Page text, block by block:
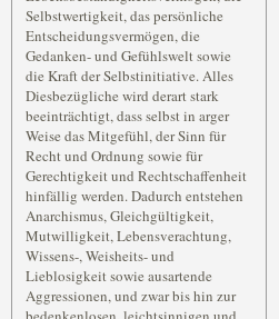
Selbstwertigkeit, das persönliche
Entscheidungsvermögen, die
Gedanken- und Gefühlswelt sowie
die Kraft der Selbstinitiative. Alles
Diesbezügliche wird derart stark
beeinträchtigt, dass selbst in arger
Weise das Mitgefühl, der Sinn für
Recht und Ordnung sowie für
Gerechtigkeit und Rechtschaffenheit
hinfällig werden. Dadurch entstehen
Anarchismus, Gleichgültigkeit,
Mutwilligkeit, Lebensverachtung,
Wissens-, Weisheits- und
Lieblosigkeit sowie ausartende
Aggressionen, und zwar bis hin zur